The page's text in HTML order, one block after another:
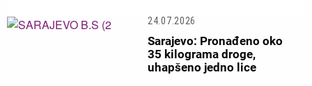
24.07.2026
Sarajevo: Pronađeno oko
35 kilograma droge,
uhapšeno jedno lice